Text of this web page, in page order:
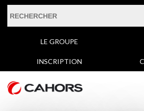
recherche
LE GROUPE
INSCRIPTION